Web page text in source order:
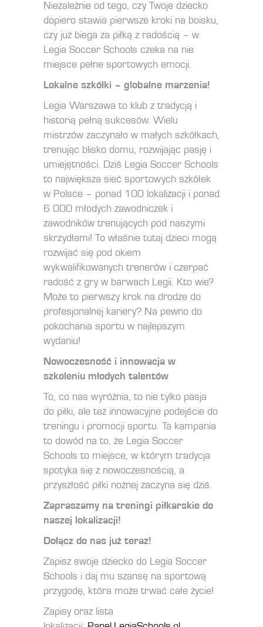
Niezależnie od tego, czy Twoje dziecko
dopiero stawia pierwsze kroki na boisku,
czy już biega za piłką z radością – w
Legia Soccer Schools czeka na nie
miejsce pełne sportowych emocji.
Lokalne szkółki – globalne marzenia!
Legia Warszawa to klub z tradycją i
historią pełną sukcesów. Wielu
mistrzów zaczynało w małych szkółkach,
trenując blisko domu, rozwijając pasję i
umiejętności. Dziś Legia Soccer Schools
to największa sieć sportowych szkółek
w Polsce – ponad 100 lokalizacji i ponad
6 000 młodych zawodniczek i
zawodników trenujących pod naszymi
skrzydłami! To właśnie tutaj dzieci mogą
rozwijać się pod okiem
wykwalifikowanych trenerów i czerpać
radość z gry w barwach Legii. Kto wie?
Może to pierwszy krok na drodze do
profesjonalnej kariery? Na pewno do
pokochania sportu w najlepszym
wydaniu!
Nowoczesność i innowacja w
szkoleniu młodych talentów
To, co nas wyróżnia, to nie tylko pasja
do piłki, ale też innowacyjne podejście do
treningu i promocji sportu. Ta kampania
to dowód na to, że Legia Soccer
Schools to miejsce, w którym tradycja
spotyka się z nowoczesnością, a
przyszłość piłki nożnej zaczyna się dziś.
Zapraszamy na treningi piłkarskie do
naszej lokalizacji!
Dołącz do nas już teraz!
Zapisz swoje dziecko do Legia Soccer
Schools i daj mu szansę na sportową
przygodę, która może trwać całe życie!
Zapisy oraz lista